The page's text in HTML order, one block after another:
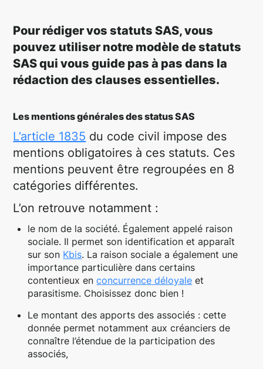
Pour rédiger vos statuts SAS, vous
pouvez utiliser notre modèle de statuts
SAS qui vous guide pas à pas dans la
rédaction des clauses essentielles.
Les mentions générales des status SAS
L’article 1835 du code civil impose des
mentions obligatoires à ces statuts. Ces
mentions peuvent être regroupées en 8
catégories différentes.
L’on retrouve notamment :
le nom de la société. Également appelé raison
sociale. Il permet son identification et apparaît
sur son Kbis. La raison sociale a également une
importance particulière dans certains
contentieux enconcurrence déloyale et
parasitisme. Choisissez donc bien !
Le montant des apports des associés : cette
donnée permet notamment aux créanciers de
connaître l’étendue de la participation des
associés,